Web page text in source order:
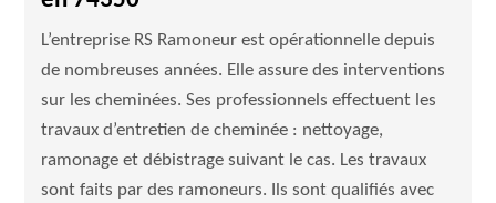
L’entreprise RS Ramoneur est opérationnelle depuis
de nombreuses années. Elle assure des interventions
sur les cheminées. Ses professionnels effectuent les
travaux d’entretien de cheminée : nettoyage,
ramonage et débistrage suivant le cas. Les travaux
sont faits par des ramoneurs. Ils sont qualifiés avec